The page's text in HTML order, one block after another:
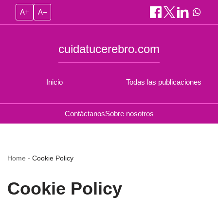
A+ A–
Inicio
cuidatucerebro.com
Todas las publicaciones
ContáctanosSobre nosotros
Home - Cookie Policy
Cookie Policy